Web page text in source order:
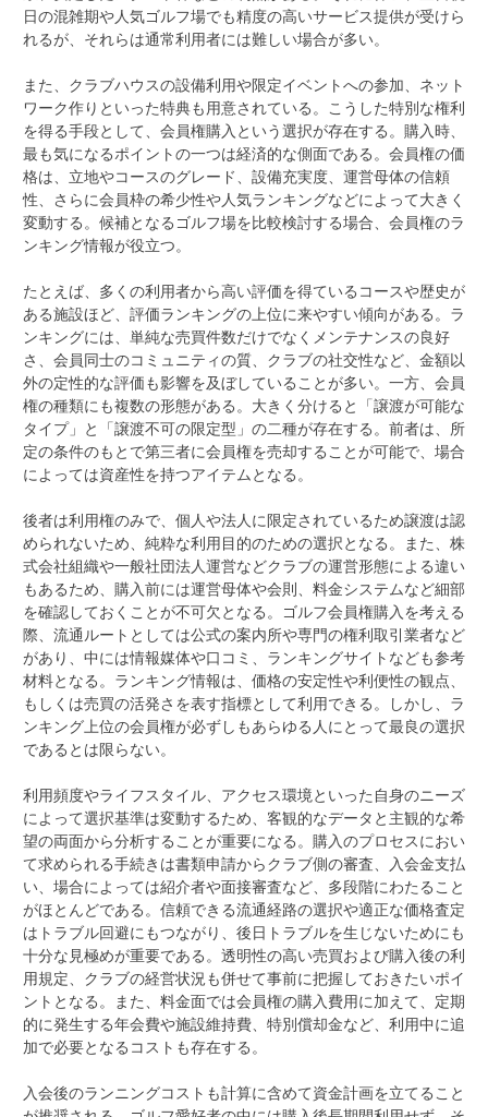
日の混雑期や人気ゴルフ場でも精度の高いサービス提供が受けら
れるが、それらは通常利用者には難しい場合が多い。
また、クラブハウスの設備利用や限定イベントへの参加、ネット
ワーク作りといった特典も用意されている。こうした特別な権利
を得る手段として、会員権購入という選択が存在する。購入時、
最も気になるポイントの一つは経済的な側面である。会員権の価
格は、立地やコースのグレード、設備充実度、運営母体の信頼
性、さらに会員枠の希少性や人気ランキングなどによって大きく
変動する。候補となるゴルフ場を比較検討する場合、会員権のラ
ンキング情報が役立つ。
たとえば、多くの利用者から高い評価を得ているコースや歴史が
ある施設ほど、評価ランキングの上位に来やすい傾向がある。ラ
ンキングには、単純な売買件数だけでなくメンテナンスの良好
さ、会員同士のコミュニティの質、クラブの社交性など、金額以
外の定性的な評価も影響を及ぼしていることが多い。一方、会員
権の種類にも複数の形態がある。大きく分けると「譲渡が可能な
タイプ」と「譲渡不可の限定型」の二種が存在する。前者は、所
定の条件のもとで第三者に会員権を売却することが可能で、場合
によっては資産性を持つアイテムとなる。
後者は利用権のみで、個人や法人に限定されているため譲渡は認
められないため、純粋な利用目的のための選択となる。また、株
式会社組織や一般社団法人運営などクラブの運営形態による違い
もあるため、購入前には運営母体や会則、料金システムなど細部
を確認しておくことが不可欠となる。ゴルフ会員権購入を考える
際、流通ルートとしては公式の案内所や専門の権利取引業者など
があり、中には情報媒体や口コミ、ランキングサイトなども参考
材料となる。ランキング情報は、価格の安定性や利便性の観点、
もしくは売買の活発さを表す指標として利用できる。しかし、ラ
ンキング上位の会員権が必ずしもあらゆる人にとって最良の選択
であるとは限らない。
利用頻度やライフスタイル、アクセス環境といった自身のニーズ
によって選択基準は変動するため、客観的なデータと主観的な希
望の両面から分析することが重要になる。購入のプロセスにおい
て求められる手続きは書類申請からクラブ側の審査、入会金支払
い、場合によっては紹介者や面接審査など、多段階にわたること
がほとんどである。信頼できる流通経路の選択や適正な価格査定
はトラブル回避にもつながり、後日トラブルを生じないためにも
十分な見極めが重要である。透明性の高い売買および購入後の利
用規定、クラブの経営状況も併せて事前に把握しておきたいポイ
ントとなる。また、料金面では会員権の購入費用に加えて、定期
的に発生する年会費や施設維持費、特別償却金など、利用中に追
加で必要となるコストも存在する。
入会後のランニングコストも計算に含めて資金計画を立てること